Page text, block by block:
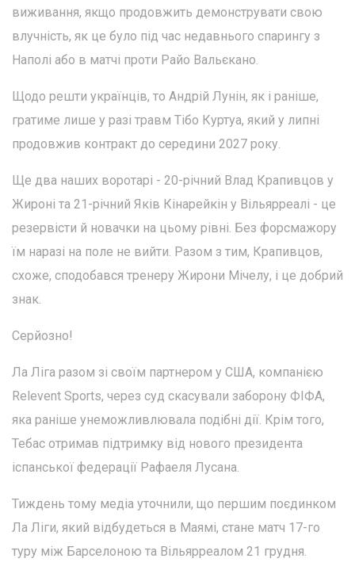
виживання, якщо продовжить демонструвати свою
влучність, як це було під час недавнього спарингу з
Наполі або в матчі проти Райо Вальєкано.
Щодо решти українців, то Андрій Лунін, як і раніше,
гратиме лише у разі травм Тібо Куртуа, який у липні
продовжив контракт до середини 2027 року.
Ще два наших воротарі - 20-річний Влад Крапивцов у
Жироні та 21-річний Яків Кінарейкін у Вільярреалі - це
резервісти й новачки на цьому рівні. Без форсмажору
їм наразі на поле не вийти. Разом з тим, Крапивцов,
схоже, сподобався тренеру Жирони Мічелу, і це добрий
знак.
Серйозно!
Ла Ліга разом зі своїм партнером у США, компанією
Relevent Sports, через суд скасували заборону ФІФА,
яка раніше унеможливлювала подібні дії. Крім того,
Тебас отримав підтримку від нового президента
іспанської федерації Рафаеля Лусана.
Тиждень тому медіа уточнили, що першим поєдинком
Ла Ліги, який відбудеться в Маямі, стане матч 17-го
туру між Барселоною та Вільярреалом 21 грудня.